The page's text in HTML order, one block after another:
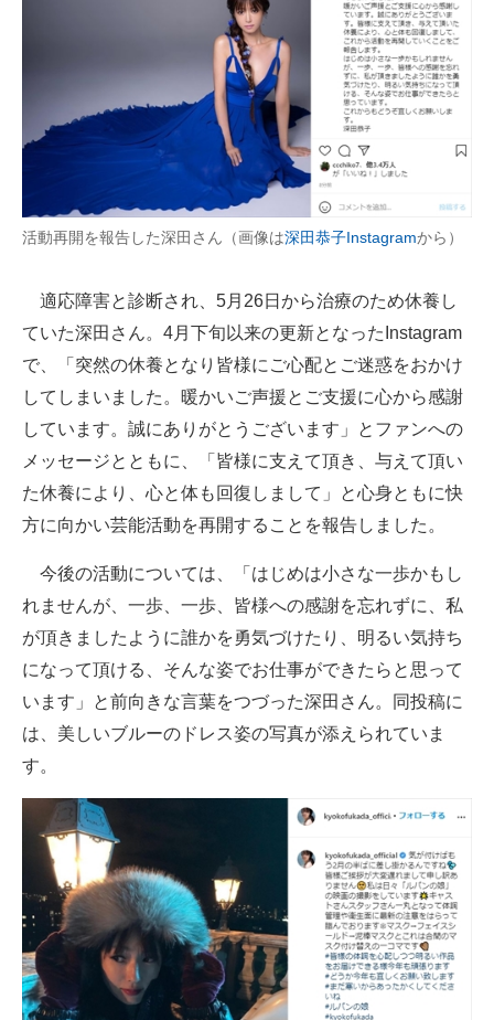
企業ITのトレンドを詳説
マーケ×ITの今がよく分かる
企業向けIT製品の総合サイト
IT製品の技術・比較・事例
製造業のIT導入・活用を支援
モノづくり技術者専門サイト
エネルギーの専門メディア
ちょっと気になるネットの話題
活動再開を報告した深田さん（画像は深田恭子Instagramから）
適応障害と診断され、5月26日から治療のため休養し
ていた深田さん。4月下旬以来の更新となったInstagram
で、「突然の休養となり皆様にご心配とご迷惑をおかけ
してしまいました。暖かいご声援とご支援に心から感謝
しています。誠にありがとうございます」とファンへの
メッセージとともに、「皆様に支えて頂き、与えて頂い
た休養により、心と体も回復しまして」と心身ともに快
方に向かい芸能活動を再開することを報告しました。
今後の活動については、「はじめは小さな一歩かもし
れませんが、一歩、一歩、皆様への感謝を忘れずに、私
が頂きましたように誰かを勇気づけたり、明るい気持ち
になって頂ける、そんな姿でお仕事ができたらと思って
います」と前向きな言葉をつづった深田さん。同投稿に
は、美しいブルーのドレス姿の写真が添えられていま
す。